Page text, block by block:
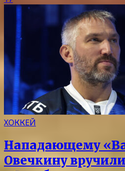
ХОККЕЙ
Нападающему
Овечкину